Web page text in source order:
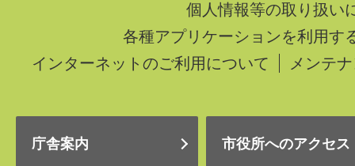
個人情報等の取り扱い
各種アプリケーションを利用す
インターネットのご利用について
メンテ
庁舎案内 市役所へのアクセス